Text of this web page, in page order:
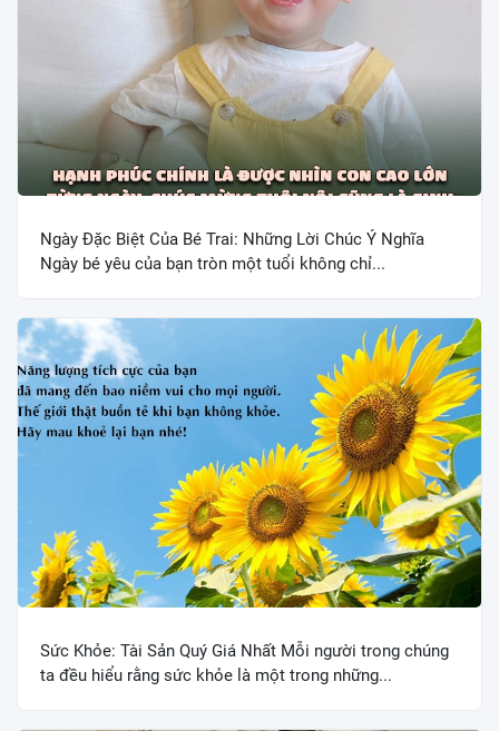
Ngày Đặc Biệt Của Bé Trai: Những Lời Chúc Ý Nghĩa
Ngày bé yêu của bạn tròn một tuổi không chỉ...
Sức Khỏe: Tài Sản Quý Giá Nhất Mỗi người trong chúng
ta đều hiểu rằng sức khỏe là một trong những...